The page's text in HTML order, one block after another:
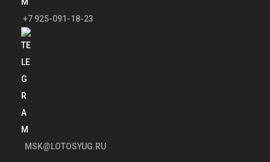
+7 925-091-18-23
MSK@LOTOSYUG.RU